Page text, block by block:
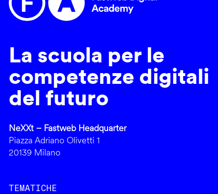
La scuola per le
competenze digitali
del futuro
NeXXt – Fastweb Headquarter
Piazza Adriano Olivetti 1
20139 Milano
TEMATICHE